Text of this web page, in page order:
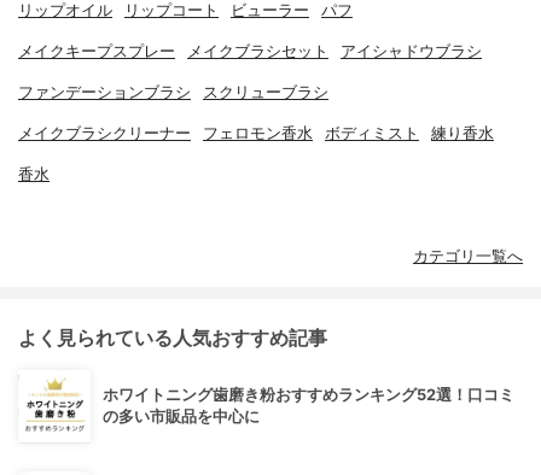
リップオイル リップコート ビューラー パフ
メイクキープスプレー メイクブラシセット アイシャドウブラシ
ファンデーションブラシ スクリューブラシ
メイクブラシクリーナー フェロモン香水 ボディミスト 練り香水
香水
カテゴリ一覧へ
よく見られている人気おすすめ記事
ホワイトニング歯磨き粉おすすめランキング52選！口コミ
の多い市販品を中心に